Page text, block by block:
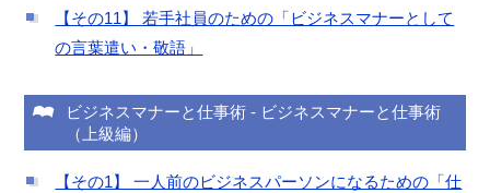
【その11】 若手社員のための「ビジネスマナーとして
の言葉遣い・敬語」
ビジネスマナーと仕事術 - ビジネスマナーと仕事術
（上級編）
【その1】 一人前のビジネスパーソンになるための「仕